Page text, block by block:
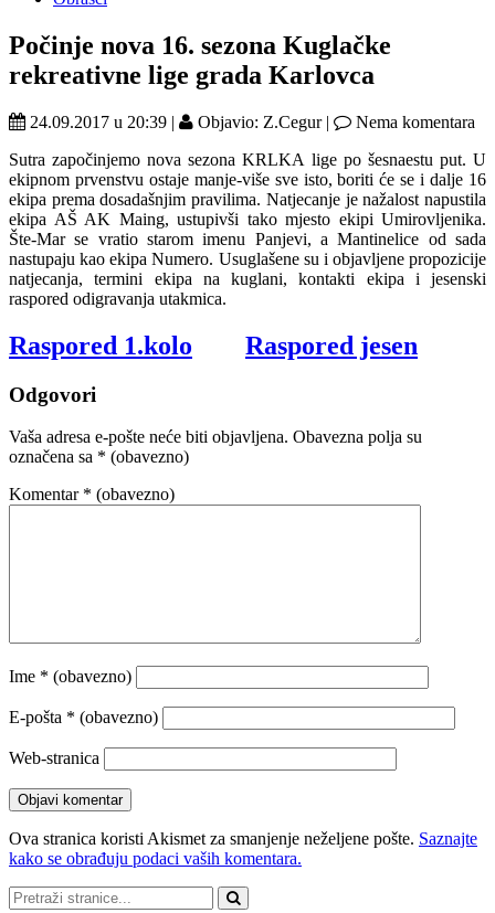
Počinje nova 16. sezona Kuglačke
rekreativne lige grada Karlovca
24.09.2017 u 20:39 | Objavio: Z.Cegur |
Nema komentara
Sutra započinjemo nova sezona KRLKA lige po šesnaestu put. U
ekipnom prvenstvu ostaje manje-više sve isto, boriti će se i dalje 16
ekipa prema dosadašnjim pravilima. Natjecanje je nažalost napustila
ekipa AŠ AK Maing, ustupivši tako mjesto ekipi Umirovljenika.
Šte-Mar se vratio starom imenu Panjevi, a Mantinelice od sada
nastupaju kao ekipa Numero. Usuglašene su i objavljene propozicije
natjecanja, termini ekipa na kuglani, kontakti ekipa i jesenski
raspored odigravanja utakmica.
Raspored 1.kolo Raspored jesen
Odgovori
Vaša adresa e-pošte neće biti objavljena. Obavezna polja su
označena sa * (obavezno)
Komentar * (obavezno)
Ime * (obavezno)
E-pošta * (obavezno)
Web-stranica
Ova stranica koristi Akismet za smanjenje neželjene pošte. Saznajte
kako se obrađuju podaci vaših komentara.
Pretraži